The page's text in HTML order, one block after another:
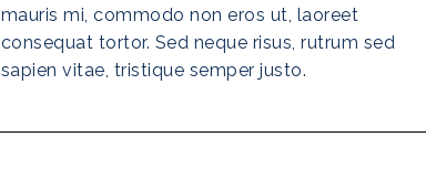
mauris mi, commodo non eros ut, laoreet
consequat tortor. Sed neque risus, rutrum sed
sapien vitae, tristique semper justo.